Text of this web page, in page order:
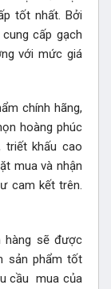
tốt nhất. Bởi
cấp gạch
với mức giá
chính hãng,
hoàng phúc
triết khấu cao
mua và nhận
cam kết trên.
hàng sẽ được
sản phẩm tốt
cầu mua của